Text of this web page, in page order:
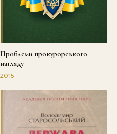
Проблеми прокурорського
нагляду
2015